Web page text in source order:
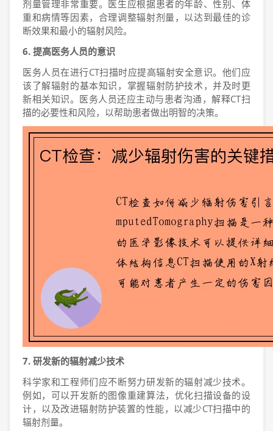
剂量管理非常重要。医生应根据患者的年龄、性别、体
重和病情等因素，合理调整辐射剂量，以达到最佳的诊
断效果和最小的辐射风险。
6. 提高医务人员的意识
医务人员在进行CT扫描时应提高辐射安全意识。他们应
该了解辐射的基本知识，掌握辐射防护技术，并及时更
新相关知识。医务人员还应主动与患者沟通，解释CT扫
描的必要性和风险，以帮助患者做出明智的决策。
7. 研发新的辐射减少技术
科学家和工程师们应不断努力研发新的辐射减少技术。
例如，可以开发新的图像重建算法，优化扫描设备的设
计，以及改进辐射防护装置的性能，以减少CT扫描中的
辐射剂量。